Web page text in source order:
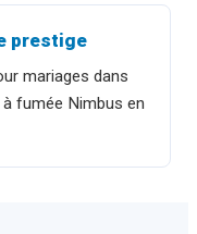
prestige
mariages dans
à fumée Nimbus en